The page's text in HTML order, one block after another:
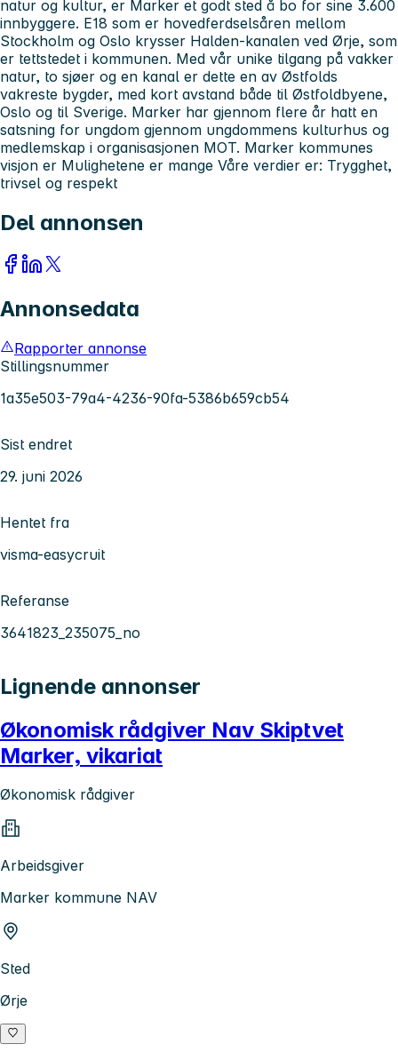
natur og kultur, er Marker et godt sted å bo for sine 3.600
innbyggere. E18 som er hovedferdselsåren mellom
Stockholm og Oslo krysser Halden-kanalen ved Ørje, som
er tettstedet i kommunen. Med vår unike tilgang på vakker
natur, to sjøer og en kanal er dette en av Østfolds
vakreste bygder, med kort avstand både til Østfoldbyene,
Oslo og til Sverige. Marker har gjennom flere år hatt en
satsning for ungdom gjennom ungdommens kulturhus og
medlemskap i organisasjonen MOT. Marker kommunes
visjon er Mulighetene er mange Våre verdier er: Trygghet,
trivsel og respekt
Del annonsen
Annonsedata
Rapporter annonse
Stillingsnummer
1a35e503-79a4-4236-90fa-5386b659cb54
Sist endret
29. juni 2026
Hentet fra
visma-easycruit
Referanse
3641823_235075_no
Lignende annonser
Økonomisk rådgiver Nav Skiptvet
Marker, vikariat
Økonomisk rådgiver
Arbeidsgiver
Marker kommune NAV
Sted
Ørje